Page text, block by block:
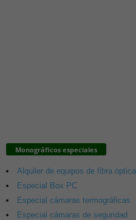
Monográficos especiales
Alquiler de equipos de fibra óptica
Especial Box PC
Especial cámaras termográficas
Especial cámaras de seguridad